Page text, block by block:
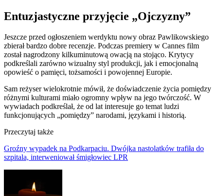
Entuzjastyczne przyjęcie „Ojczyzny”
Jeszcze przed ogłoszeniem werdyktu nowy obraz Pawlikowskiego
zbierał bardzo dobre recenzje. Podczas premiery w Cannes film
został nagrodzony kilkuminutową owacją na stojąco. Krytycy
podkreślali zarówno wizualny styl produkcji, jak i emocjonalną
opowieść o pamięci, tożsamości i powojennej Europie.
Sam reżyser wielokrotnie mówił, że doświadczenie życia pomiędzy
różnymi kulturami miało ogromny wpływ na jego twórczość. W
wywiadach podkreślał, że od lat interesuje go temat ludzi
funkcjonujących „pomiędzy” narodami, językami i historią.
Przeczytaj także
Groźny wypadek na Podkarpaciu. Dwójka nastolatków trafiła do
szpitala, interweniował śmigłowiec LPR